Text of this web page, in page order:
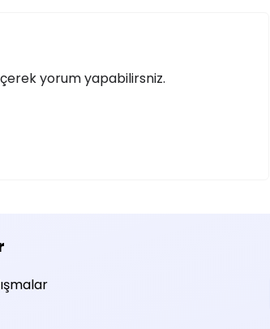
yorum yapabilirsniz.